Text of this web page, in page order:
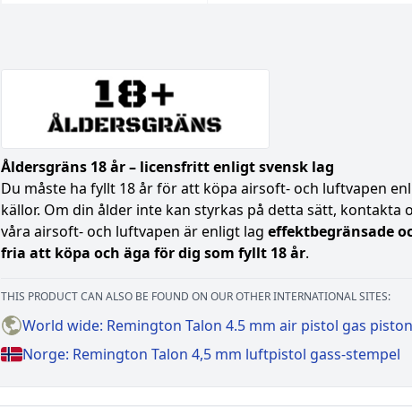
Åldersgräns 18 år – licensfritt enligt svensk lag
Du måste ha fyllt 18 år för att köpa airsoft- och luftvapen
källor. Om din ålder inte kan styrkas på detta sätt,
våra airsoft- och luftvapen är enligt lag effektbegränsade
fria att köpa och äga för dig som fyllt 18 år.
THIS PRODUCT CAN ALSO BE FOUND ON OUR OTHER INTERNATIONAL SITES:
World wide: Remington Talon 4.5 mm air pistol gas piston
Norge: Remington Talon 4,5 mm luftpistol gass-stempel